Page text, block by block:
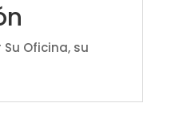
Oficina, su